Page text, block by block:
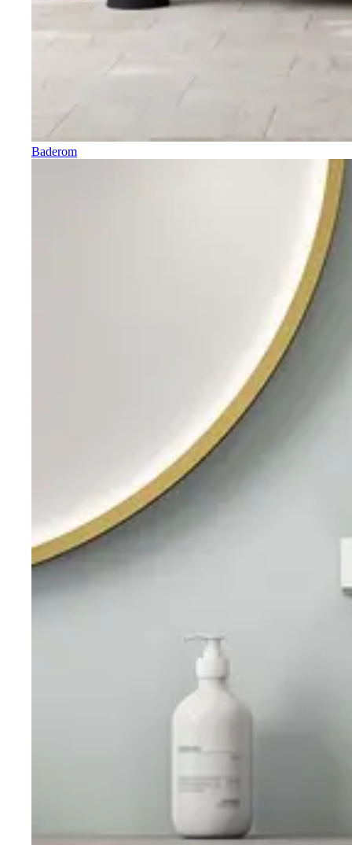
Baderom